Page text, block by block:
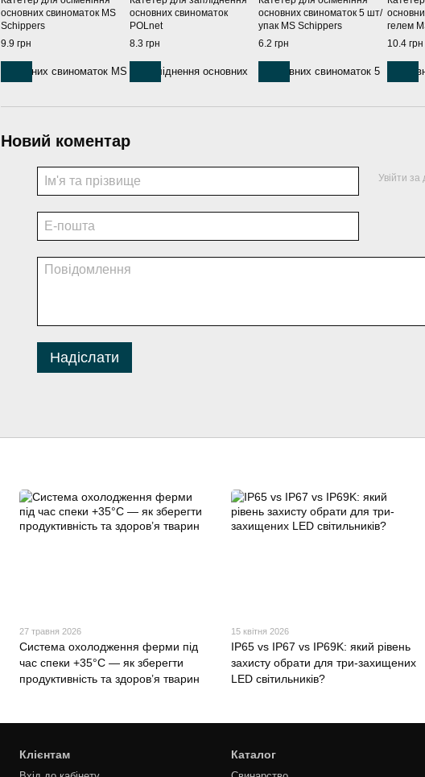
основних свиноматок MS
Schippers
9.9 грн
основних свиноматок
POLnet
8.3 грн
основних свиноматок 5 шт/
упак MS Schippers
6.2 грн
гелем
10.4 грн
Новий коментар
Увійти
Надіслати
27 травня 2026
Система охолодження ферми під
час спеки +35°C — як зберегти
продуктивність та здоров’я тварин
15 квітня 2026
IP65 vs IP67 vs IP69K: який рівень
захисту обрати для три-захищених
LED світильників?
Клієнтам Каталог